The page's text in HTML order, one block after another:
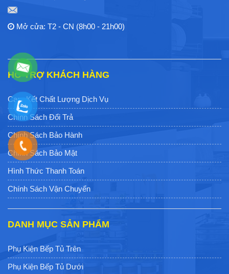
Mở cửa: T2 - CN (8h00 - 21h00)
HỖ TRỢ KHÁCH HÀNG
Cam Kết Chất Lượng Dịch Vụ
Chính Sách Đổi Trả
Chính Sách Bảo Hành
Chính Sách Bảo Mật
Hình Thức Thanh Toán
Chính Sách Vận Chuyển
DANH MỤC SẢN PHẨM
Phụ Kiện Bếp Tủ Trên
Phụ Kiện Bếp Tủ Dưới